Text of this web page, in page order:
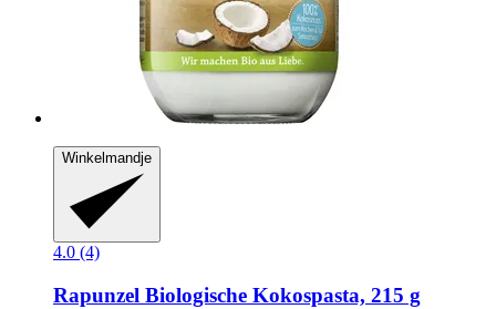
Winkelmandje
4.0 (4)
Rapunzel Biologische Kokospasta, 215 g